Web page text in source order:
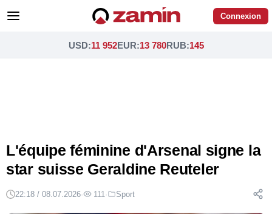
Connexion
USD:11 952EUR:13 780RUB:145
L'équipe féminine d'Arsenal signe la
star suisse Geraldine Reuteler
22:18 / 08.07.2026· 111 · Sport